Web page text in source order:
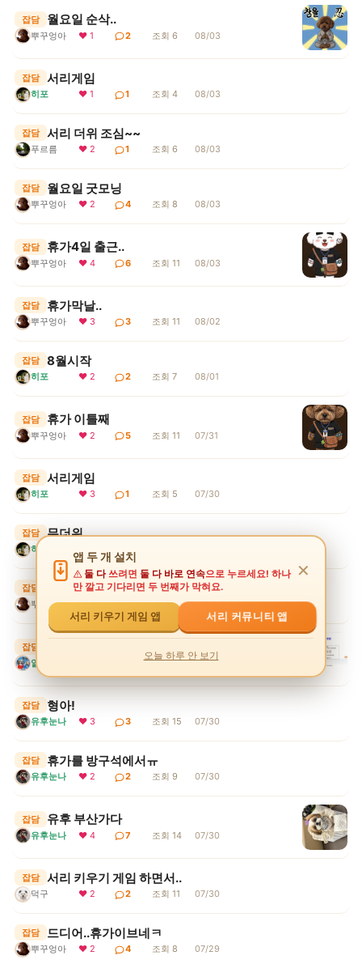
잡담 월요일 순삭..
뿌꾸엉아 ❤ 1 2 조회 6 08/03
잡담 서리게임
히포 ❤ 1 1 조회 4 08/03
잡담 서리 더위 조심~~
푸르름 ❤ 2 1 조회 6 08/03
잡담 월요일 굿모닝
뿌꾸엉아 ❤ 2 4 조회 8 08/03
잡담 휴가4일 출근..
뿌꾸엉아 ❤ 4 6 조회 11 08/03
잡담 휴가막날..
뿌꾸엉아 ❤ 3 3 조회 11 08/02
잡담 8월시작
히포 ❤ 2 2 조회 7 08/01
잡담 휴가 이틀째
뿌꾸엉아 ❤ 2 5 조회 11 07/31
잡담 서리게임
히포 ❤ 3 1 조회 5 07/30
잡담 무더위
히포
잡담 휴가시작 1일째..
뿌꾸엉아 ❤ 2 1 조회 6 07/30
잡담
알겠쒀? 조회 12 07/30
잡담 형아!
유후눈나 ❤ 3 3 조회 15 07/30
잡담 휴가를 방구석에서ㅠ
유후눈나 ❤ 2 2 조회 9 07/30
잡담 유후 부산가다
유후눈나 ❤ 4 7 조회 14 07/30
잡담 서리 키우기 게임 하면서..
덕구 ❤ 2 2 조회 11 07/30
잡담 드디어..휴가이브네ㅋ
뿌꾸엉아 ❤ 2 4 조회 8 07/29
앱 두 개 설치
둘 다쓰려면 둘 다 바로 연속으로 누르세요! 하나
만 깔고 기다리면 두 번째가 막혀요.
✕
서리 키우기 게임 앱 서리 커뮤니티 앱
오늘 하루 안 보기